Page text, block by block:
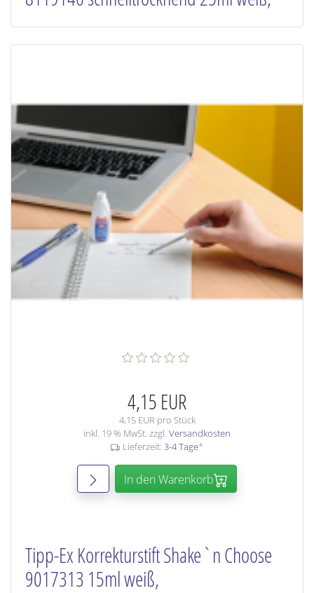
4,15 EUR
4,15 EUR pro Stück
inkl. 19 % MwSt. zzgl. Versandkosten
Lieferzeit: 3-4 Tage*
In den Warenkorb
Tipp-Ex Korrekturstift Shake`n Choose
9017313 15ml weiß,